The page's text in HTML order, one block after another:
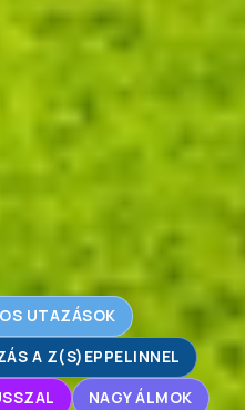
UTAZÁSOK
A Z(S)EPPELINNEL
NAGY ÁLMOK